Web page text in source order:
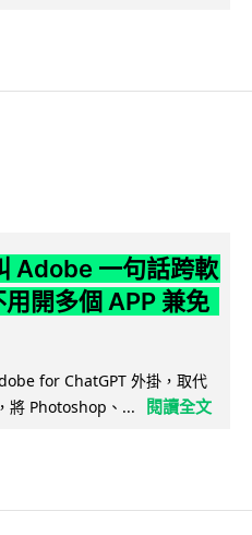
Adobe 一句話跨軟
開多個 APP 兼免
for ChatGPT 外掛，取代
將 Photoshop、...
閱讀全文